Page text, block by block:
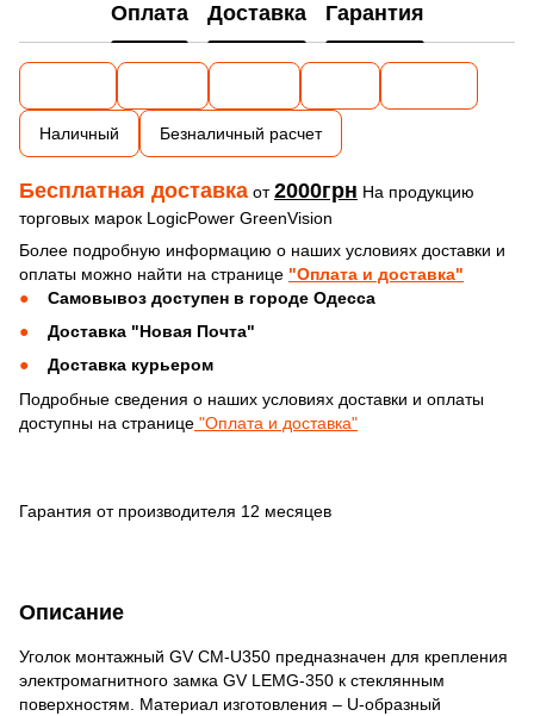
Описание
Уголок монтажный GV CM-U350 предназначен для крепления
электромагнитного замка GV LEMG-350 к стеклянным
поверхностям. Материал изготовления – U-образный
Оплата Доставка Гарантия
Наличный Безналичный расчет
Бесплатная доставка от2000грн На продукцию
торговых марок LogicPower GreenVision
Более подробную информацию о наших условиях доставки и
оплаты можно найти на странице "Оплата и доставка"
Самовывоз доступен в городе Одесса
Доставка "Новая Почта"
Доставка курьером
Подробные сведения о наших условиях доставки и оплаты
доступны на странице "Оплата и доставка"
Гарантия от производителя 12 месяцев